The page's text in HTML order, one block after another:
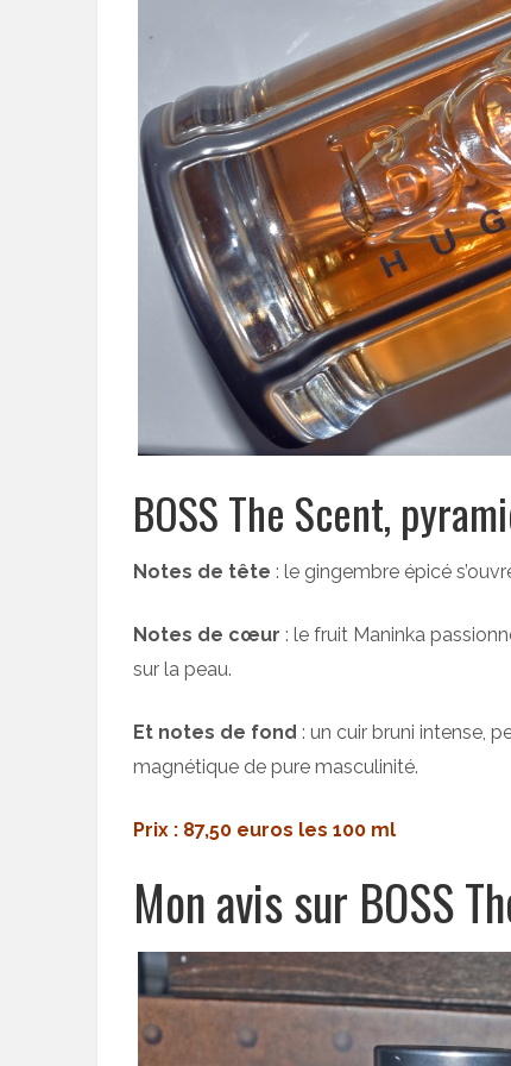
BOSS The Scent,
Notes de tête : le gingembre épicé
Notes de cœur : le fruit Maninka
sur la peau.
Et notes de fond : un cuir bruni intense,
magnétique de pure masculinité.
Prix : 87,50 euros les 100 ml
Mon avis sur BOSS